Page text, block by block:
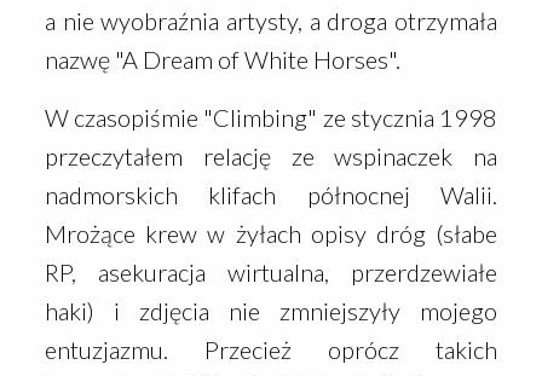
a nie wyobraźnia artysty, a droga otrzymała
nazwę "A Dream of White Horses".
W czasopiśmie "Climbing" ze stycznia 1998
przeczytałem relację ze wspinaczek na
nadmorskich klifach północnej Walii.
Mrożące krew w żyłach opisy dróg (słabe
RP, asekuracja wirtualna, przerdzewiałe
haki) i zdjęcia nie zmniejszyły mojego
entuzjazmu. Przecież oprócz takich